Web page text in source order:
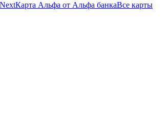
Карта Альфа от Альфа банкаВсе карты